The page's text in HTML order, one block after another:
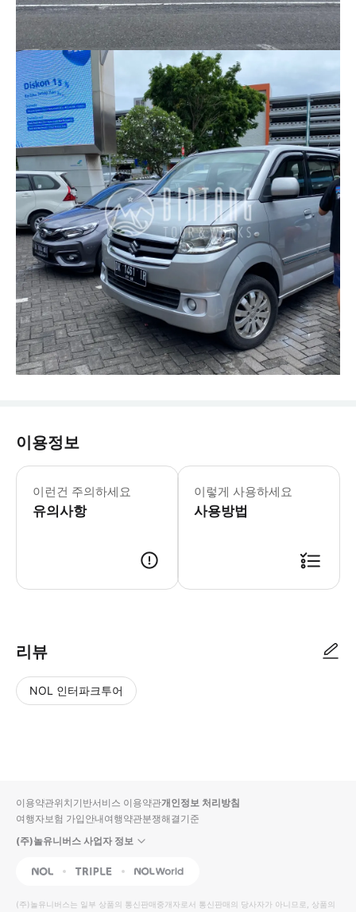
이용정보
이런건 주의하세요
유의사항
외곽 지역(padma ubud, kayon jungle
이렇게 사용하세요
사용방법
리뷰
NOL 인터파크투어
입니
다.
높
동
순
상
이용약관위치기반서비스 이용약관개인정보 처리방침
여행자보험 가입안내여행약관분쟁해결기준
(주)놀유니버스 사업자 정보
NOL Triple Interpark Global
(주)놀유니버스는 일부 상품의 통신판매중개자로서 통신판매의 당사자가 아니므로, 상품의